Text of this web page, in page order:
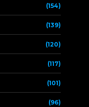
(154)
(139)
(120)
(117)
(101)
(96)